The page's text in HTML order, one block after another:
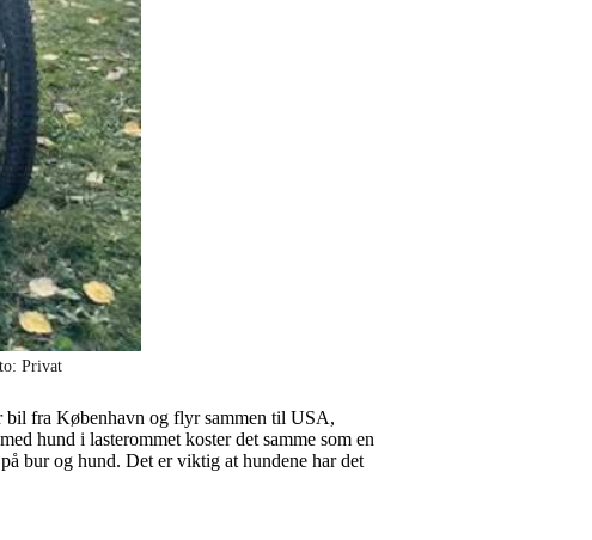
Privat
fra København og flyr sammen til USA,
hund i lasterommet koster det samme som en
bur og hund. Det er viktig at hundene har det